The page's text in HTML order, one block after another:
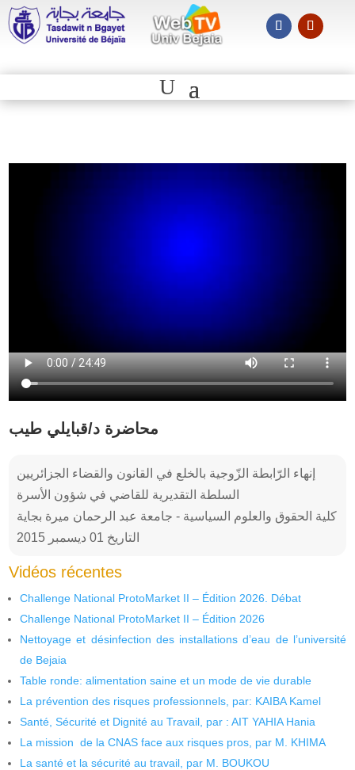
محاضرة د/قبايلي طيب
إنهاء الرّابطة الزّوجية بالخلع في القانون والقضاء الجزائريين
السلطة التقديرية للقاضي في شؤون الأسرة
كلية الحقوق والعلوم السياسية - جامعة عبد الرحمان ميرة بجاية
التاريخ 01 ديسمبر 2015
Vidéos récentes
Challenge National ProtoMarket II – Édition 2026. Débat
Challenge National ProtoMarket II – Édition 2026
Nettoyage et désinfection des installations d’eau de l’université
de Bejaia
Table ronde: alimentation saine et un mode de vie durable
La prévention des risques professionnels, par: KAIBA Kamel
Santé, Sécurité et Dignité au Travail, par : AIT YAHIA Hania
La mission de la CNAS face aux risques pros, par M. KHIMA
La santé et la sécurité au travail, par M. BOUKOU